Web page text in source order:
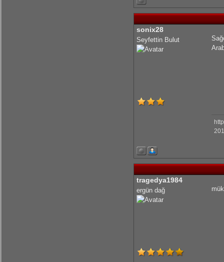
sonix28
Seyfettin Bulut
tragedya1984
ergün dağ